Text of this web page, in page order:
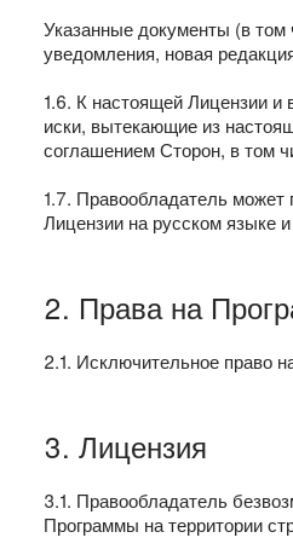
Указанные документы (в том
уведомления, новая
1.6. К настоящей Лицензии
иски, вытекающие из
соглашением Сторон, в том
1.7. Правообладатель может
Лицензии на русском языке
2. Права на
2.1. Исключительное право
3. Лицензия
3.1. Правообладатель
Программы на территории